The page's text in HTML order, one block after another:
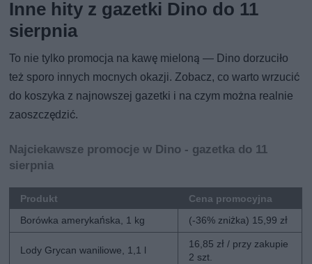
Inne hity z gazetki Dino do 11
sierpnia
To nie tylko promocja na kawę mieloną — Dino dorzuciło
też sporo innych mocnych okazji. Zobacz, co warto wrzucić
do koszyka z najnowszej gazetki i na czym można realnie
zaoszczędzić.
Najciekawsze promocje w Dino - gazetka do 11
sierpnia
Produkt
Cena promocyjna
Borówka amerykańska, 1 kg
(-36% zniżka) 15,99 zł
Lody Grycan waniliowe, 1,1 l
16,85 zł / przy zakupie
2 szt.